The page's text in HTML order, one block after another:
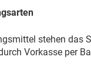
stehen das
Vorkasse per